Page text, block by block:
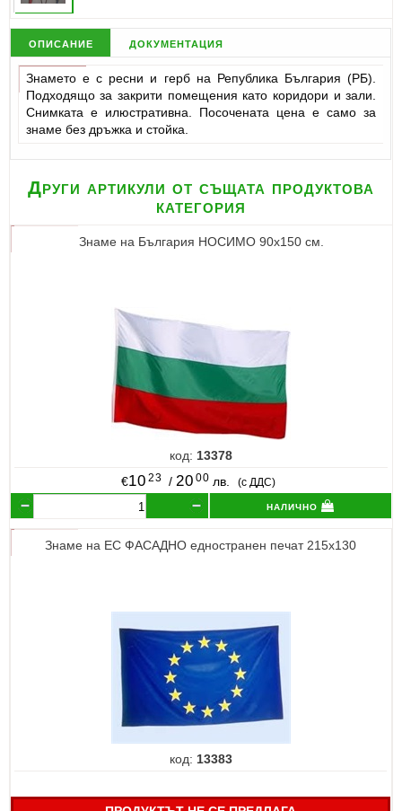
описание документация
Знамето е с ресни и герб на Република България (РБ).
Подходящо за закрити помещения като коридори и зали.
Снимката е илюстративна. Посочената цена е само за
знаме без дръжка и стойка.
Други артикули от същата продуктова
категория
Знаме на България НОСИМО 90х150 см.
код: 13378
€10 23 /20 00 лв. (с ДДС)
налично
Знаме на ЕС ФАСАДНО едностранен печат 215х130
код: 13383